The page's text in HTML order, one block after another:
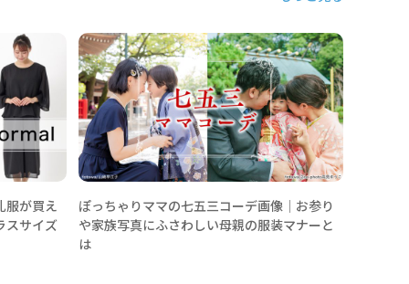
服が買え
スサイズ
ぽっちゃりママの七五三コーデ画像│お参り
や家族写真にふさわしい母親の服装マナーと
は